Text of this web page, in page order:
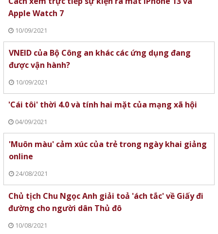
Apple Watch 7
10/09/2021
VNEID của Bộ Công an khác các ứng dụng đang
được vận hành?
10/09/2021
'Cái tôi' thời 4.0 và tính hai mặt của mạng xã hội
04/09/2021
'Muôn màu' cảm xúc của trẻ trong ngày khai giảng
online
24/08/2021
Chủ tịch Chu Ngọc Anh giải toả 'ách tắc' về Giấy đi
đường cho người dân Thủ đô
10/08/2021